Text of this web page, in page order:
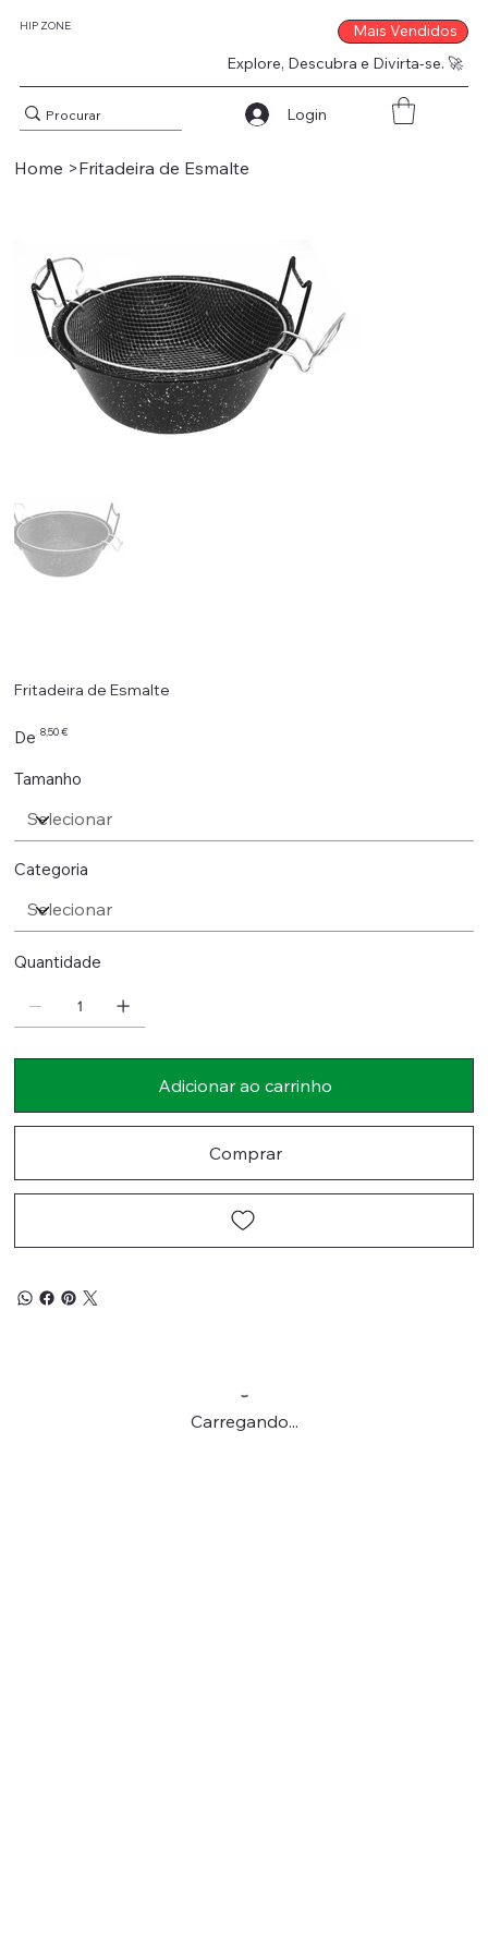
HIP ZONE
Explore, Descubra e Divirta-se. 🚀
Mais Vendidos
Login
Home >Fritadeira de Esmalte
Fritadeira de Esmalte
De Preço
8,50 €
Tamanho
Categoria
Quantidade
Adicionar ao carrinho
Comprar
Carregando...